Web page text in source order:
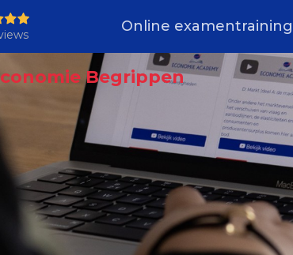
Online examentraining
Begrippen